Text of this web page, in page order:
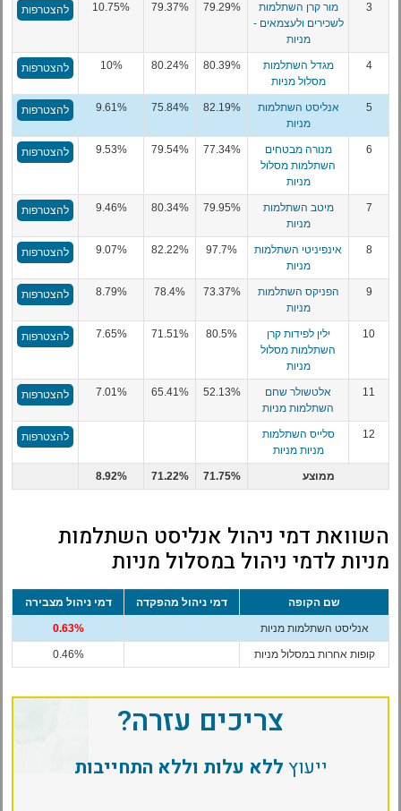
3
מור קרן השתלמות
לשכירים ולעצמאים -
מניות
79.29%
79.37%
10.75% להצטרפות
4
מגדל השתלמות
מסלול מניות
80.39%
80.24%
10% להצטרפות
5
אנליסט השתלמות
מניות
82.19%
75.84%
9.61% להצטרפות
6
מנורה מבטחים
השתלמות מסלול
מניות
77.34%
79.54%
9.53% להצטרפות
7
מיטב השתלמות
מניות
79.95%
80.34%
9.46% להצטרפות
8
אינפיניטי השתלמות
מניות
97.7%
82.22%
9.07% להצטרפות
9
הפניקס השתלמות
מניות
73.37%
78.4%
8.79% להצטרפות
10
ילין לפידות קרן
השתלמות מסלול
מניות
80.5%
71.51%
7.65% להצטרפות
11
אלטשולר שחם
השתלמות מניות
52.13%
65.41%
7.01% להצטרפות
12
סלייס השתלמות
מניות מניות
להצטרפות
ממוצע 71.75%
71.22%
8.92%
השוואת דמי ניהול אנליסט השתלמות
מניות לדמי ניהול במסלול מניות
שם הקופה דמי ניהול מהפקדה דמי ניהול מצבירה
אנליסט השתלמות מניות 0.63%
קופות אחרות במסלול מניות 0.46%
צריכים עזרה?
ייעוץללא עלות וללא התחייבות